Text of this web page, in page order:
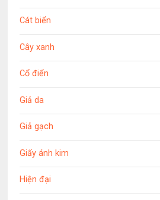
Cát biển
Cây xanh
Cổ điển
Giả da
Giả gạch
Giấy ánh kim
Hiện đại